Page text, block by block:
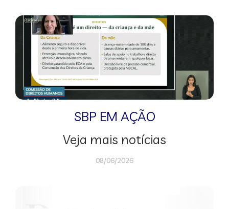
SBP EM AÇÃO
Veja mais notícias
08/06/2026